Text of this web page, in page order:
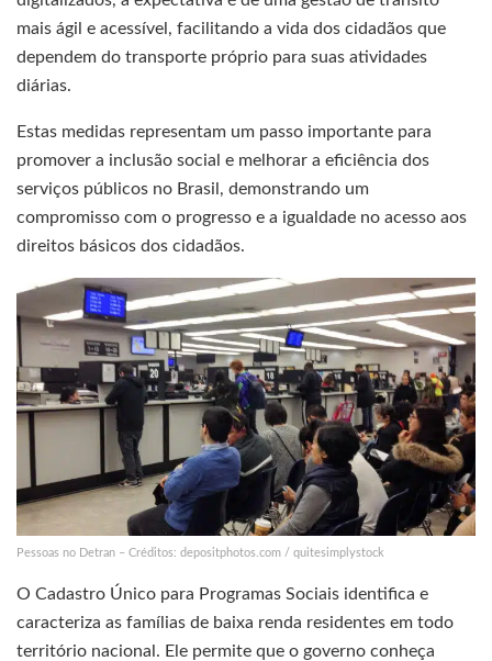
mais ágil e acessível, facilitando a vida dos cidadãos que
dependem do transporte próprio para suas atividades
diárias.
Estas medidas representam um passo importante para
promover a inclusão social e melhorar a eficiência dos
serviços públicos no Brasil, demonstrando um
compromisso com o progresso e a igualdade no acesso aos
direitos básicos dos cidadãos.
Pessoas no Detran – Créditos: depositphotos.com / quitesimplystock
O Cadastro Único para Programas Sociais identifica e
caracteriza as famílias de baixa renda residentes em todo
território nacional. Ele permite que o governo conheça